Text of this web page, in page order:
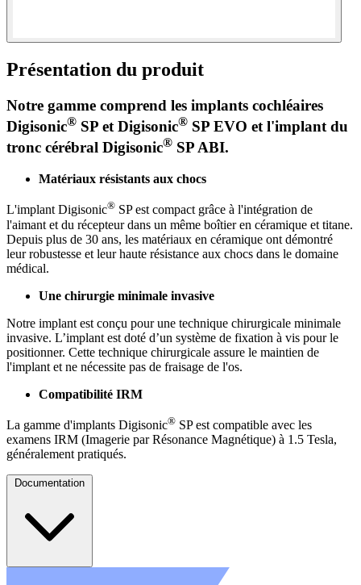
Présentation du produit
Notre gamme comprend les implants cochléaires
Digisonic® SP et Digisonic® SP EVO et l'implant du
tronc cérébral Digisonic® SP ABI.
Matériaux résistants aux chocs
L'implant Digisonic® SP est compact grâce à l'intégration de
l'aimant et du récepteur dans un même boîtier en céramique et titane.
Depuis plus de 30 ans, les matériaux en céramique ont démontré
leur robustesse et leur haute résistance aux chocs dans le domaine
médical.
Une chirurgie minimale invasive
Notre implant est conçu pour une technique chirurgicale minimale
invasive. L’implant est doté d’un système de fixation à vis pour le
positionner. Cette technique chirurgicale assure le maintien de
l'implant et ne nécessite pas de fraisage de l'os.
Compatibilité IRM
La gamme d'implants Digisonic® SP est compatible avec les
examens IRM (Imagerie par Résonance Magnétique) à 1.5 Tesla,
généralement pratiqués.
Documentation